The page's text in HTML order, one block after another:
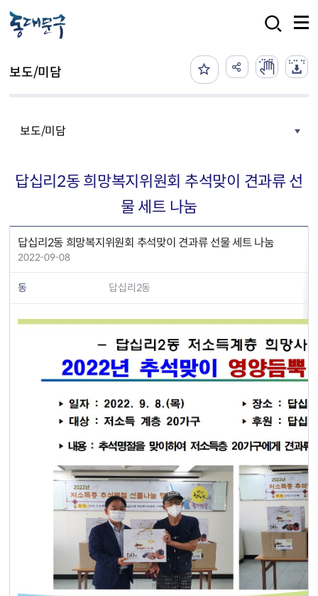
보도/미담
보도/미담
답십리2동 희망복지위원회 추석맞이 견과류 선
물 세트 나눔
답십리2동 희망복지위원회 추석맞이 견과류 선물 세트 나눔
2022-09-08
동 답십리2동